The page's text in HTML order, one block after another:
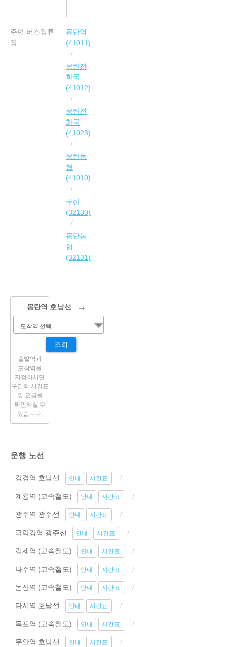
주변 버스정류
장
몽탄역
(41011)
몽탄전
화국
(41012)
몽탄전
화국
(41023)
몽탄농
협
(41010)
구산
(32130)
몽탄농
협
(32131)
몽탄역 호남선 →
조회
출발역과
도착역을
지정하시면
구간의 시간표
및 요금을
확인하실 수
있습니다.
운행 노선
강경역 호남선 안내 시간표
계룡역 (고속철도) 안내 시간표
광주역 광주선 안내 시간표
극락강역 광주선 안내 시간표
김제역 (고속철도) 안내 시간표
나주역 (고속철도) 안내 시간표
논산역 (고속철도) 안내 시간표
다시역 호남선 안내 시간표
목포역 (고속철도) 안내 시간표
무안역 호남선 안내 시간표